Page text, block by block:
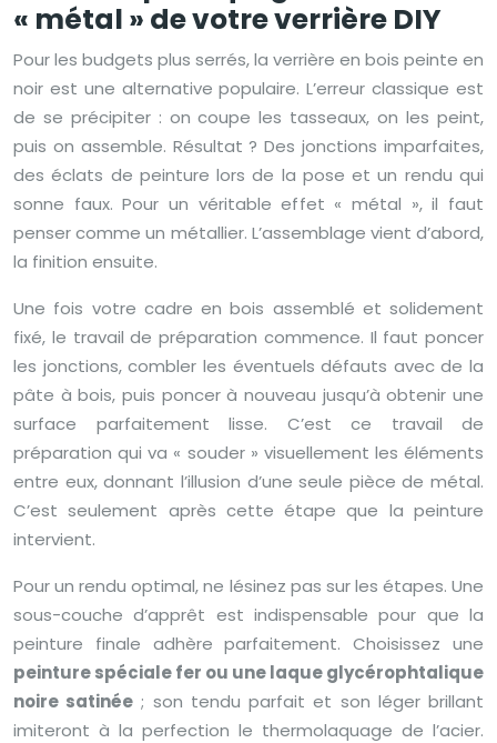
« métal » de votre verrière DIY
Pour les budgets plus serrés, la verrière en bois peinte en
noir est une alternative populaire. L’erreur classique est
de se précipiter : on coupe les tasseaux, on les peint,
puis on assemble. Résultat ? Des jonctions imparfaites,
des éclats de peinture lors de la pose et un rendu qui
sonne faux. Pour un véritable effet « métal », il faut
penser comme un métallier. L’assemblage vient d’abord,
la finition ensuite.
Une fois votre cadre en bois assemblé et solidement
fixé, le travail de préparation commence. Il faut poncer
les jonctions, combler les éventuels défauts avec de la
pâte à bois, puis poncer à nouveau jusqu’à obtenir une
surface parfaitement lisse. C’est ce travail de
préparation qui va « souder » visuellement les éléments
entre eux, donnant l’illusion d’une seule pièce de métal.
C’est seulement après cette étape que la peinture
intervient.
Pour un rendu optimal, ne lésinez pas sur les étapes. Une
sous-couche d’apprêt est indispensable pour que la
peinture finale adhère parfaitement. Choisissez une
peinture spéciale fer ou une laque glycérophtalique
noire satinée ; son tendu parfait et son léger brillant
imiteront à la perfection le thermolaquage de l’acier.